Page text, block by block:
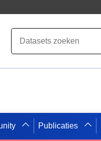
Publicaties